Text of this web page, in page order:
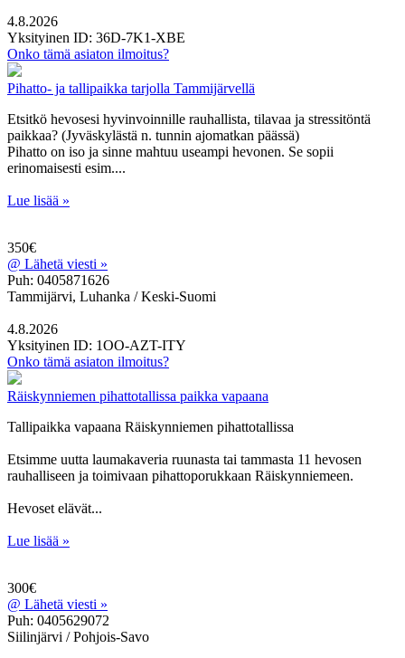
4.8.2026
Yksityinen ID: 36D-7K1-XBE
Onko tämä asiaton ilmoitus?
Pihatto- ja tallipaikka tarjolla Tammijärvellä
Etsitkö hevosesi hyvinvoinnille rauhallista, tilavaa ja stressitöntä
paikkaa? (Jyväskylästä n. tunnin ajomatkan päässä)
Pihatto on iso ja sinne mahtuu useampi hevonen. Se sopii
erinomaisesti esim....
Lue lisää »
350€
@ Lähetä viesti »
Puh: 0405871626
Tammijärvi, Luhanka / Keski-Suomi
4.8.2026
Yksityinen ID: 1OO-AZT-ITY
Onko tämä asiaton ilmoitus?
Räiskynniemen pihattotallissa paikka vapaana
Tallipaikka vapaana Räiskynniemen pihattotallissa
Etsimme uutta laumakaveria ruunasta tai tammasta 11 hevosen
rauhalliseen ja toimivaan pihattoporukkaan Räiskynniemeen.
Hevoset elävät...
Lue lisää »
300€
@ Lähetä viesti »
Puh: 0405629072
Siilinjärvi / Pohjois-Savo